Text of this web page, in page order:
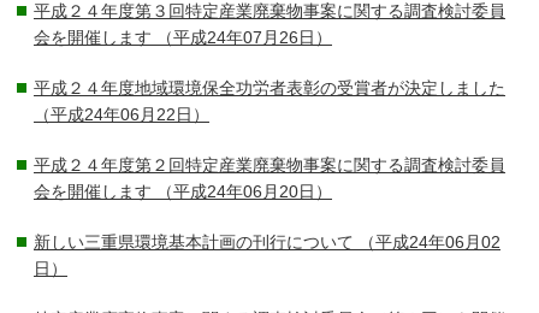
平成２４年度第３回特定産業廃棄物事案に関する調査検討委員
会を開催します （平成24年07月26日）
平成２４年度地域環境保全功労者表彰の受賞者が決定しました
（平成24年06月22日）
平成２４年度第２回特定産業廃棄物事案に関する調査検討委員
会を開催します （平成24年06月20日）
新しい三重県環境基本計画の刊行について （平成24年06月02
日）